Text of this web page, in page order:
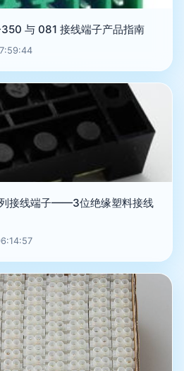
与 081 接线端子产品指南
接线端子——3位绝缘塑料接线